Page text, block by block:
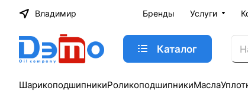
Владимир Бренды Услуги
Каталог
ШарикоподшипникиРоликоподшипникиМасла